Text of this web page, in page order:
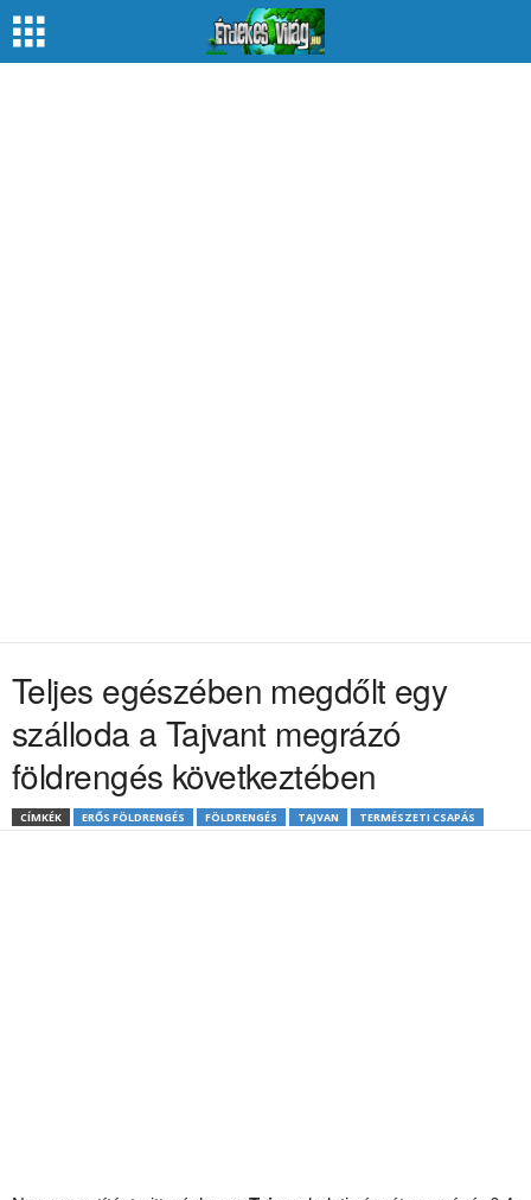
Teljes egészében megdőlt egy
szálloda a Tajvant megrázó
földrengés következtében
CÍMKÉK ERŐS FÖLDRENGÉS FÖLDRENGÉS TAJVAN TERMÉSZETI CSAPÁS